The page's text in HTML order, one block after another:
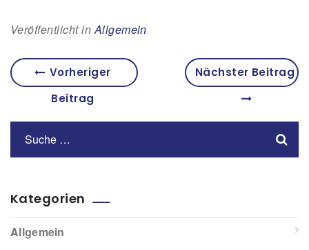
Veröffentlicht in Allgemein
Vorheriger
Beitrag
Nächster Beitrag
Kategorien
Allgemein